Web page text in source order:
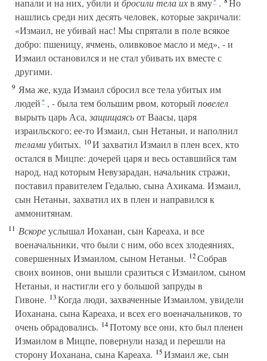
напали и на них, убили и бросили телаихв яму . Но
нашлись среди них десять человек, которые закричали:
«Измаил, не убивай нас! Мы спрятали в поле всякое
добро: пшеницу, ячмень, оливковое масло и мед», - и
Измаил остановился и не стал убивать их вместе с
другими.
9 Яма же, куда Измаил сбросил все тела убитых им
людей * , - была тем большим рвом, который повелел
вырыть царь Аса, защищаясьот Ваасы, царя
израильского; ее-то Измаил, сын Нетаньи, и наполнил
теламиубитых. 10И захватил Измаил в плен всех, кто
остался в Мицпе: дочерей царя и весь оставшийся там
народ, над которым Невузарадан, начальник стражи,
поставил правителем Гедалью, сына Ахикама. Измаил,
сын Нетаньи, захватил их в плен и направился к
аммонитянам.
11 Вскореуслышал Иоханан, сын Кареаха, и все
военачальники, что были с ним, обо всех злодеяниях,
совершенных Измаилом, сыном Нетаньи. 12Собрав
своих воинов, они вышли сразиться с Измаилом, сыном
Нетаньи, и настигли его у большой запруды в
Гивоне. 13Когда люди, захваченные Измаилом, увидели
Иоханана, сына Кареаха, и всех его военачальников, то
очень обрадовались. 14Потому все они, кто был пленен
Измаилом в Мицпе, повернули назад и перешли на
сторону Иоханана, сына Кареаха. 15Измаил же, сын